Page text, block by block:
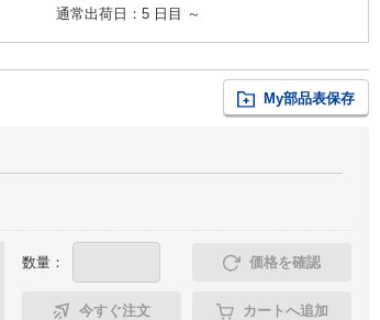
通常出荷日：5 日目 ～
My部品表保存
数量： 価格を確認
今すぐ注文 カートへ追加